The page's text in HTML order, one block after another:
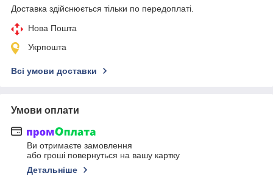
Доставка здійснюється тільки по передоплаті.
Нова Пошта
Укрпошта
Всі умови доставки
Умови оплати
Ви отримаєте замовлення
або гроші повернуться на вашу картку
Детальніше